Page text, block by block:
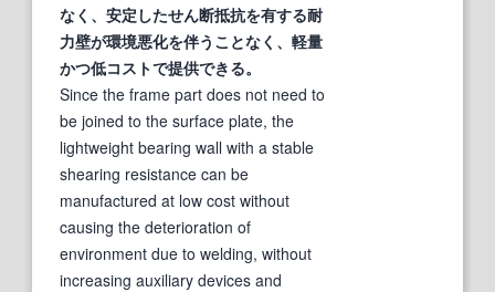
なく、安定したせん断抵抗を有する耐
力壁が環境悪化を伴うことなく、軽量
かつ低コストで提供できる。
Since the frame part does not need to
be joined to the surface plate, the
lightweight bearing wall with a stable
shearing resistance can be
manufactured at low cost without
causing the deterioration of
environment due to welding, without
increasing auxiliary devices and